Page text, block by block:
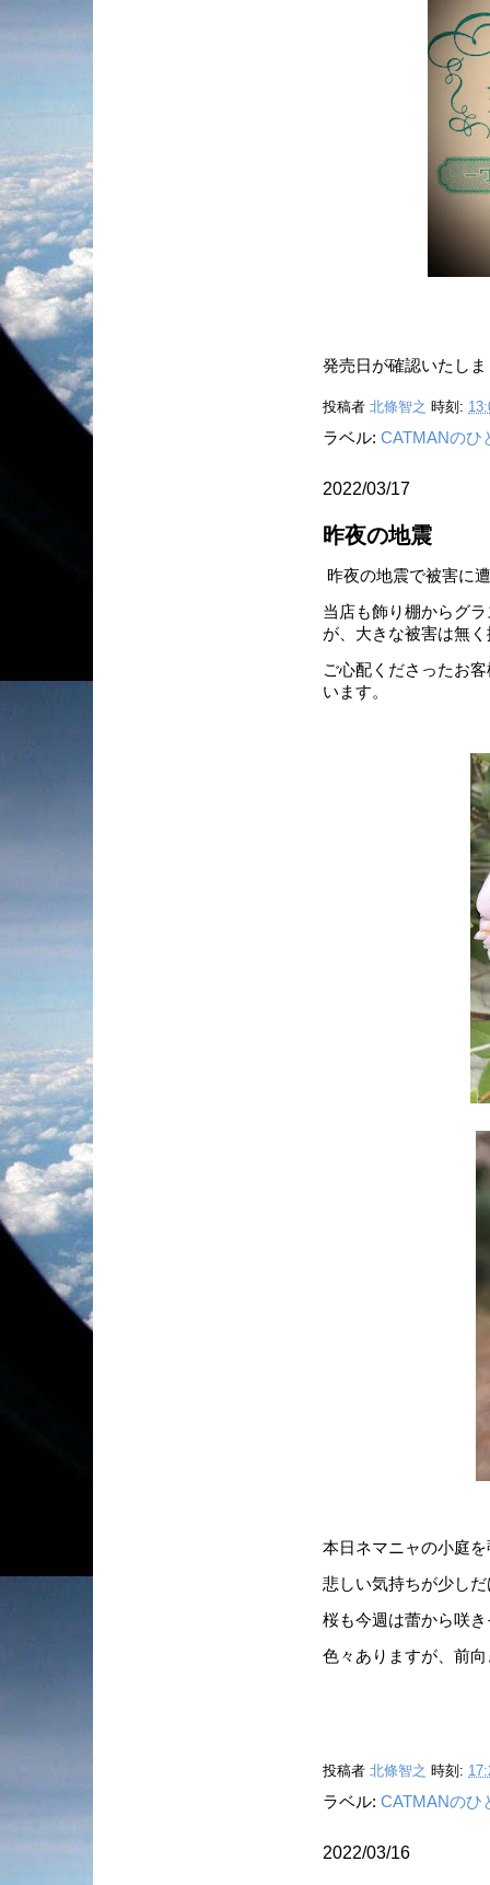
発売日が確認いたし
投稿者 北條智之 時刻:
ラベル: CATMANのひ
2022/03/17
昨夜の地震
昨夜の地震で被害に
当店も飾り棚からグ
が、大きな被害は無
ご心配くださったお
います。
本日ネマニャの小庭
悲しい気持ちが少し
桜も今週は蕾から咲
色々ありますが、前
投稿者 北條智之 時刻:
ラベル: CATMANのひ
2022/03/16